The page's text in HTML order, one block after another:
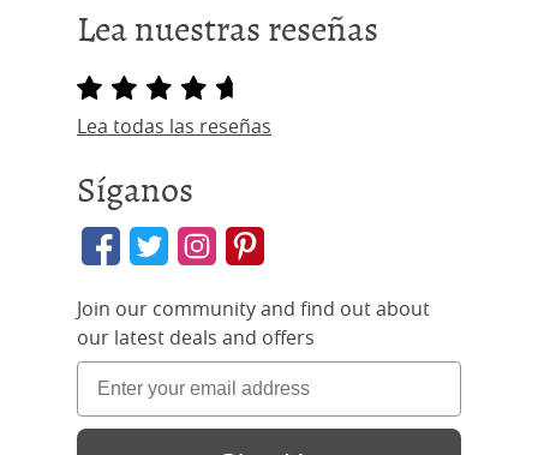
Lea nuestras reseñas
Lea todas las reseñas
Síganos
Join our community and find out about
our latest deals and offers